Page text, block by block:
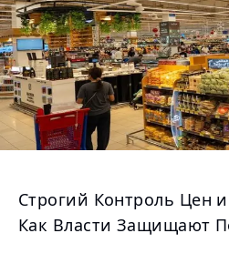
Строгий Контроль Цен
Как Власти Защищают